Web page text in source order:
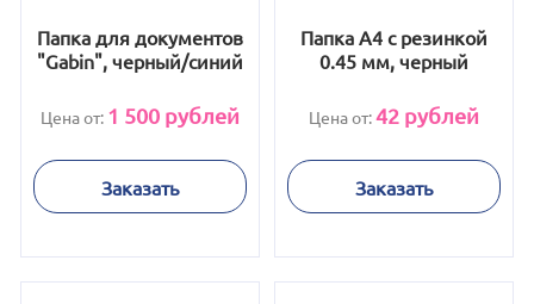
Папка для документов
"Gabin", черный/синий
Цена от: 1 500рублей
Заказать
Папка A4 с резинкой
0.45 мм, черный
Цена от:42 рублей
Заказать